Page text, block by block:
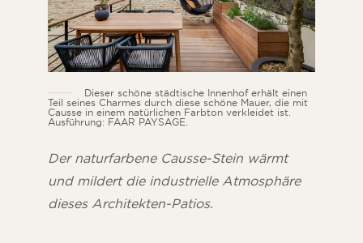
Dieser schöne städtische Innenhof erhält einen
Teil seines Charmes durch diese schöne Mauer, die mit
Causse in einem natürlichen Farbton verkleidet ist.
Ausführung: FAAR PAYSAGE.
Der naturfarbene Causse-Stein wärmt
und mildert die industrielle Atmosphäre
dieses Architekten-Patios.